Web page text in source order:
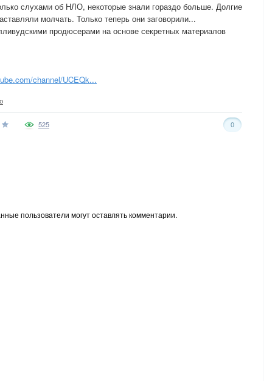
слухами об НЛО, некоторые знали гораздо больше. Долгие
молчать. Только теперь они заговорили...
продюсерами на основе секретных материалов
channel/UCEQk...
0
525
пользователи могут оставлять комментарии.